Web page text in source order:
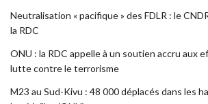
Neutralisation « pacifique » des FDLR : le
la RDC
ONU : la RDC appelle à un soutien accru aux
lutte contre le terrorisme
M23 au Sud-Kivu : 48 000 déplacés dans les